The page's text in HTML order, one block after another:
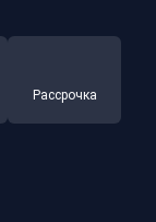
Рассрочка